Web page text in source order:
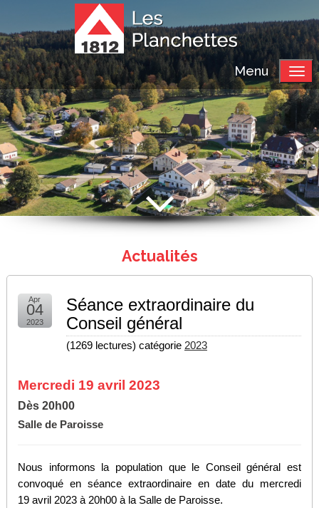
Menu
Actualités
Séance extraordinaire du
Conseil général
(1269 lectures) catégorie 2023
Apr
04
2023
Mercredi 19 avril 2023
Dès 20h00
Salle de Paroisse
Nous informons la population que le Conseil général est
convoqué en séance extraordinaire en date du mercredi
19 avril 2023 à 20h00 à la Salle de Paroisse.